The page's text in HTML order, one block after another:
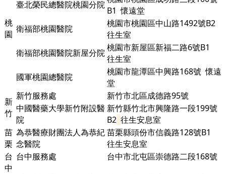
桃
園
臺北榮民總醫院桃園分院
B1 懷遠堂
衛福部桃園醫院
桃園市桃園區中山路1492號B2
往生室
衛福部桃園醫院新屋分院桃園市新屋區新福二路6號B1
往生室
國軍桃園總醫院
桃園市龍潭區中興路168號 懷遠
堂
新
竹
新竹服務處
新竹市北區成德路95號
中國醫藥大學新竹附設醫
院
新竹縣竹北市興隆路一段199號
B2 往生安息室
苗
栗
為恭醫療財團法人為恭紀
念醫院
苗栗縣頭份市信義路128號B1
往生安息室
台
中
台中服務處 台中市北屯區崇德路二段168號